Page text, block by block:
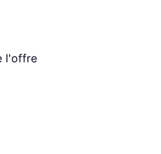
l'offre